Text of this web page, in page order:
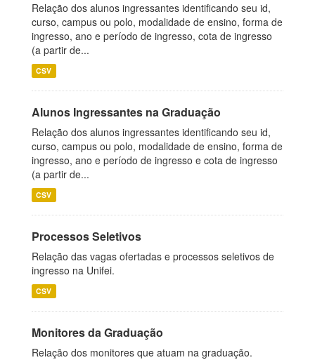
Relação dos alunos ingressantes identificando seu id,
curso, campus ou polo, modalidade de ensino, forma de
ingresso, ano e período de ingresso, cota de ingresso
(a partir de...
CSV
Alunos Ingressantes na Graduação
Relação dos alunos ingressantes identificando seu id,
curso, campus ou polo, modalidade de ensino, forma de
ingresso, ano e período de ingresso e cota de ingresso
(a partir de...
CSV
Processos Seletivos
Relação das vagas ofertadas e processos seletivos de
ingresso na Unifei.
CSV
Monitores da Graduação
Relação dos monitores que atuam na graduação.